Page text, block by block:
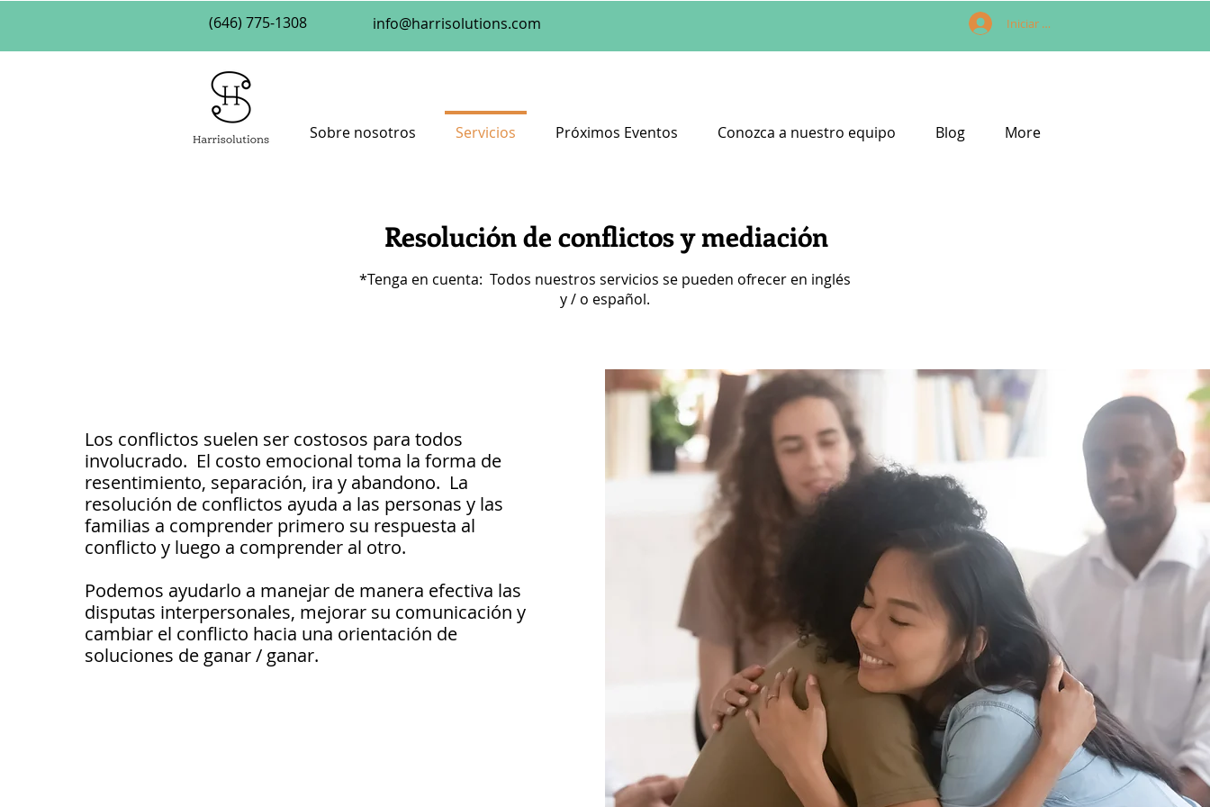
(646) 775-1308 info@harrisolutions.com Iniciar sesión
Sobre nosotros Servicios Próximos Eventos Conozca a nuestro equipo Blog More
Resolución de conflictos y mediación
*Tenga en cuenta: Todos nuestros servicios se pueden ofrecer en inglés
y / o español.
Los conflictos suelen ser costosos para todos
involucrado. El costo emocional toma la forma de
resentimiento, separación, ira y abandono. La
resolución de conflictos ayuda a las personas y las
familias a comprender primero su respuesta al
conflicto y luego a comprender al otro.
Podemos ayudarlo a manejar de manera efectiva las
disputas interpersonales, mejorar su comunicación y
cambiar el conflicto hacia una orientación de
soluciones de ganar / ganar.